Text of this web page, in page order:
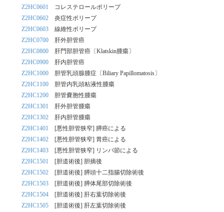
Z2HC0601
コレステロールポリープ
Z2HC0602
炎症性ポリープ
Z2HC0603
線維性ポリープ
Z2HC0700
肝外胆管癌
Z2HC0800
肝門部胆管癌〔Klatskin腫瘍〕
Z2HC0900
肝内胆管癌
Z2HC1000
胆管乳頭腺腫症〔Biliary Papillomatosis〕
Z2HC1100
胆管内乳頭粘液性腫瘍
Z2HC1200
胆管嚢胞性腫瘍
Z2HC1301
肝外胆管腫瘍
Z2HC1302
肝内胆管腫瘍
Z2HC1401
[悪性胆管狭窄] 膵癌による
Z2HC1402
[悪性胆管狭窄] 胃癌による
Z2HC1403
[悪性胆管狭窄] リンパ節による
Z2HC1501
[胆道術後] 胆摘後
Z2HC1502
[胆道術後] 膵頭十二指腸切除術後
Z2HC1503
[胆道術後] 膵体尾部切除術後
Z2HC1504
[胆道術後] 肝右葉切除術後
Z2HC1505
[胆道術後] 肝左葉切除術後